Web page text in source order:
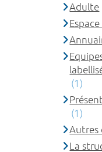
Adulte
(1)
(1)
Autres
La